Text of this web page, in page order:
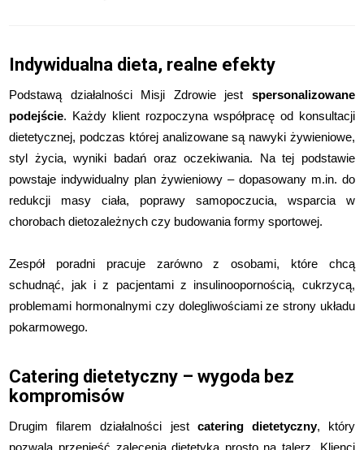
Indywidualna dieta, realne efekty
Podstawą działalności Misji Zdrowie jest spersonalizowane
podejście. Każdy klient rozpoczyna współpracę od konsultacji
dietetycznej, podczas której analizowane są nawyki żywieniowe,
styl życia, wyniki badań oraz oczekiwania. Na tej podstawie
powstaje indywidualny plan żywieniowy – dopasowany m.in. do
redukcji masy ciała, poprawy samopoczucia, wsparcia w
chorobach dietozależnych czy budowania formy sportowej.
Zespół poradni pracuje zarówno z osobami, które chcą
schudnąć, jak i z pacjentami z insulinoopornością, cukrzycą,
problemami hormonalnymi czy dolegliwościami ze strony układu
pokarmowego.
Catering dietetyczny – wygoda bez
kompromisów
Drugim filarem działalności jest catering dietetyczny, który
pozwala przenieść zalecenia dietetyka prosto na talerz. Klienci